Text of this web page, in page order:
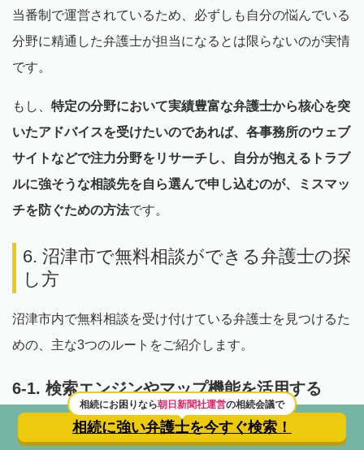
当番制で運営されているため、必ずしも自分の悩んでいる
分野に精通した弁護士が担当になるとは限らないのが実情
です。
もし、 特定の分野において実績豊富な弁護士から核心を突
いたアドバイスを受けたいのであれば、各事務所のウェブ
サイトなどで注力分野をリサーチし、自分が抱えるトラブ
ルに強そうな相談先を自ら選んで申し込むのが、ミスマッ
チを防ぐための方法です。
6. 沼津市で無料相談ができる弁護士の探
し方
沼津市内で無料相談を受け付けている弁護士を見つけるた
めの、主な3つのルートをご紹介します。
6-1. 検索エンジンやマップ機能を活用する
最もスピーディーな方法は、GoogleやYahoo!などの検索
相続にお困りなら朝日新聞社運営の相続会議で
相続に強い弁護士を今すぐ検索！